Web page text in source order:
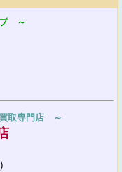
～
取専門店 ～
）